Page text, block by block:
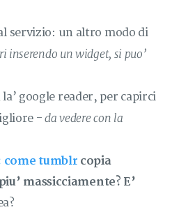
servizio: un altro modo di
inserendo un widget, si puo’
google reader, per capirci
-da vedere con la
come tumblr copia
massicciamente? E’